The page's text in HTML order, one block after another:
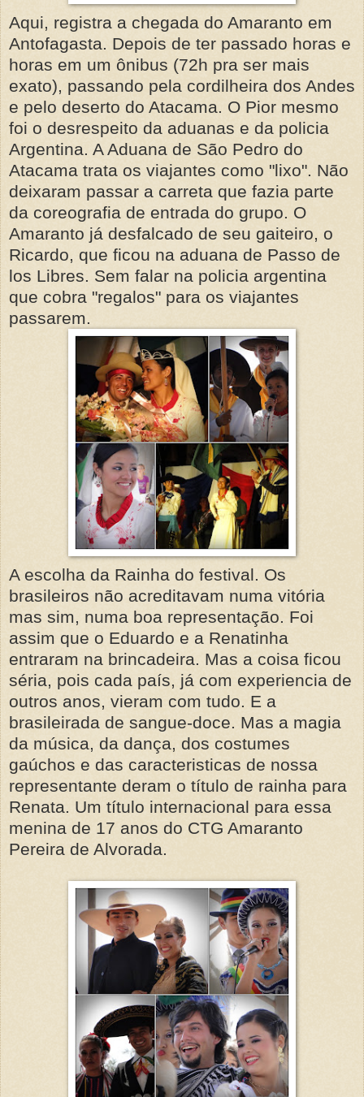
Aqui, registra a chegada do Amaranto em
Antofagasta. Depois de ter passado horas e
horas em um ônibus (72h pra ser mais
exato), passando pela cordilheira dos Andes
e pelo deserto do Atacama. O Pior mesmo
foi o desrespeito da aduanas e da policia
Argentina. A Aduana de São Pedro do
Atacama trata os viajantes como "lixo". Não
deixaram passar a carreta que fazia parte
da coreografia de entrada do grupo. O
Amaranto já desfalcado de seu gaiteiro, o
Ricardo, que ficou na aduana de Passo de
los Libres. Sem falar na policia argentina
que cobra "regalos" para os viajantes
passarem.
A escolha da Rainha do festival. Os
brasileiros não acreditavam numa vitória
mas sim, numa boa representação. Foi
assim que o Eduardo e a Renatinha
entraram na brincadeira. Mas a coisa ficou
séria, pois cada país, já com experiencia de
outros anos, vieram com tudo. E a
brasileirada de sangue-doce. Mas a magia
da música, da dança, dos costumes
gaúchos e das caracteristicas de nossa
representante deram o título de rainha para
Renata. Um título internacional para essa
menina de 17 anos do CTG Amaranto
Pereira de Alvorada.